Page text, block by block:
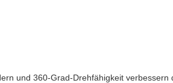
und 360-Grad-Drehfähigkeit verbessern